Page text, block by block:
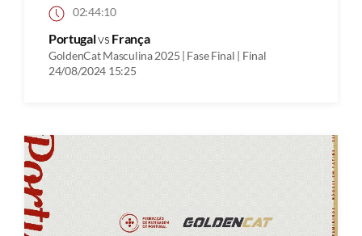
02:44:10
Portugalvs França
GoldenCat Masculina 2025 | Fase Final | Final
24/08/2024 15:25